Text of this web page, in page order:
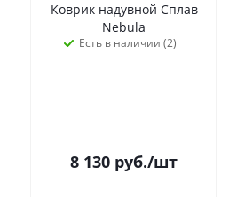
Коврик надувной Сплав
Nebula
Есть в наличии (2)
8 130 руб./шт